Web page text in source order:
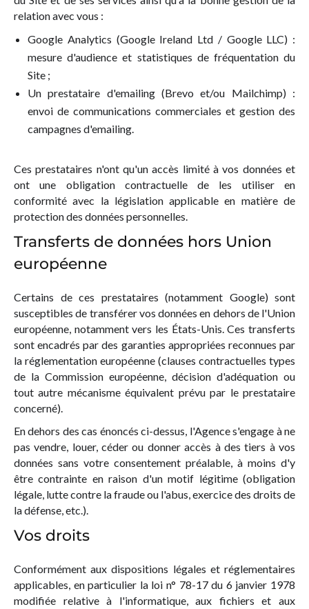
relation avec vous :
Google Analytics (Google Ireland Ltd / Google LLC) :
mesure d'audience et statistiques de fréquentation du
Site ;
Un prestataire d'emailing (Brevo et/ou Mailchimp) :
envoi de communications commerciales et gestion des
campagnes d'emailing.
Ces prestataires n'ont qu'un accès limité à vos données et
ont une obligation contractuelle de les utiliser en
conformité avec la législation applicable en matière de
protection des données personnelles.
Transferts de données hors Union
européenne
Certains de ces prestataires (notamment Google) sont
susceptibles de transférer vos données en dehors de l'Union
européenne, notamment vers les États-Unis. Ces transferts
sont encadrés par des garanties appropriées reconnues par
la réglementation européenne (clauses contractuelles types
de la Commission européenne, décision d'adéquation ou
tout autre mécanisme équivalent prévu par le prestataire
concerné).
En dehors des cas énoncés ci-dessus, l'Agence s'engage à ne
pas vendre, louer, céder ou donner accès à des tiers à vos
données sans votre consentement préalable, à moins d'y
être contrainte en raison d'un motif légitime (obligation
légale, lutte contre la fraude ou l'abus, exercice des droits de
la défense, etc.).
Vos droits
Conformément aux dispositions légales et réglementaires
applicables, en particulier la loi n° 78-17 du 6 janvier 1978
modifiée relative à l'informatique, aux fichiers et aux